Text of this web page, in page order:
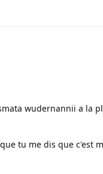
wudernannii a la
tu me dis que c'est